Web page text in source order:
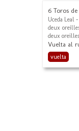
6 Toros
Uceda Leal
deux
deux
Vuelta al
vuelta